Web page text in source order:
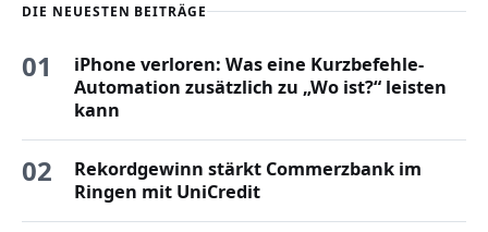
DIE NEUESTEN BEITRÄGE
01
iPhone verloren: Was eine Kurzbefehle-
Automation zusätzlich zu „Wo ist?“ leisten
kann
02
Rekordgewinn stärkt Commerzbank im
Ringen mit UniCredit